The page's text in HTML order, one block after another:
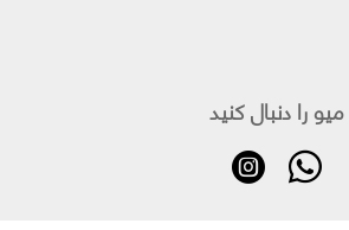
میو را دنبال کنید